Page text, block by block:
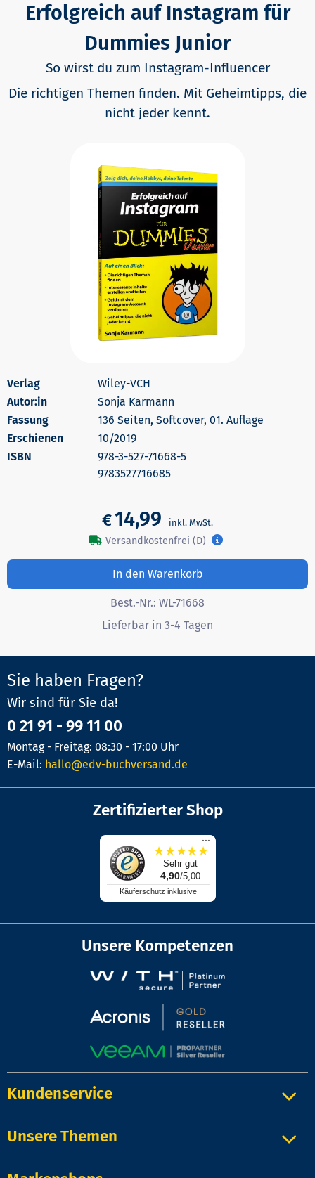
Erfolgreich auf Instagram für
Dummies Junior
So wirst du zum Instagram-Influencer
Die richtigen Themen finden. Mit Geheimtipps, die
nicht jeder kennt.
Wiley-VCH
Autor:in
Sonja Karmann
136 Seiten, Softcover, 01. Auflage
Erschienen
10/2019
978-3-527-71668-5
9783527716685
€14,99
Versandkostenfrei (D)
In den Warenkorb
Best.-Nr.: WL-71668
Lieferbar in 3-4 Tagen
Sie haben Fragen?
Wir sind für Sie da!
0 21 91 - 99 11 00
Montag - Freitag: 08:30 - 17:00 Uhr
E-Mail: hallo@edv-buchversand.de
Zertifizierter Shop
...
★★★★★
Sehr gut
4,90/5,00
Käuferschutz inklusive
Unsere Kompetenzen
Kundenservice
Unsere Themen